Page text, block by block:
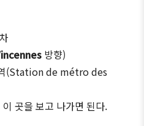
방향)
(Station de métro des
곳을 보고 나가면 된다.